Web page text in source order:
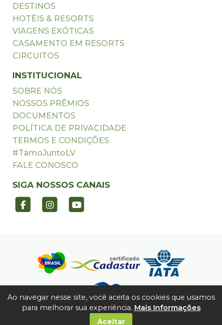
DESTINOS
HOTÉIS & RESORTS
VIAGENS EXÓTICAS
CASAMENTO EM RESORTS
CIRCUITOS
INSTITUCIONAL
SOBRE NÓS
NOSSOS PRÊMIOS
DOCUMENTOS
POLÍTICA DE PRIVACIDADE
TERMOS E CONDIÇÕES
#TamoJuntoLV
FALE CONOSCO
SIGA NOSSOS CANAIS
Ao navegar nesse site, você aceita os cookies que usamos
para melhorar sua experiência. Mais Informações
Aceitar